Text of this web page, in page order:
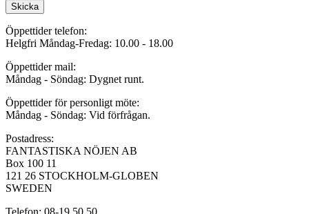
Skicka
Öppettider telefon:
Helgfri Måndag-Fredag: 10.00 - 18.00
Öppettider mail:
Måndag - Söndag: Dygnet runt.
Öppettider för personligt möte:
Måndag - Söndag: Vid förfrågan.
Postadress:
FANTASTISKA NÖJEN AB
Box 100 11
121 26 STOCKHOLM-GLOBEN
SWEDEN
Telefon: 08-19 50 50